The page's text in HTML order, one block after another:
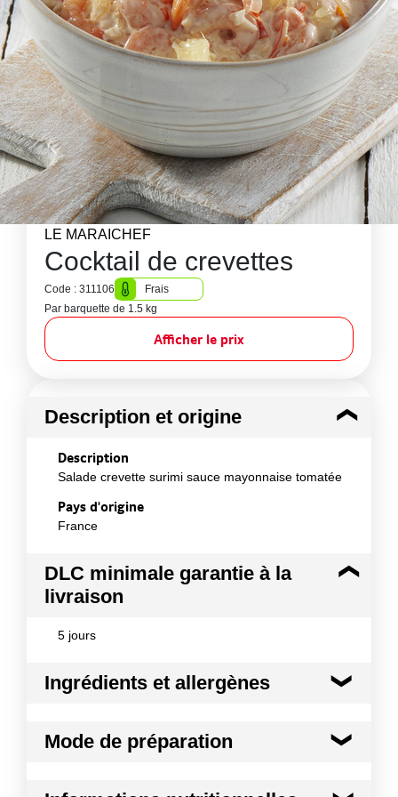
LE MARAICHEF
Cocktail de crevettes
Code : 311106
Frais
Par barquette de 1.5 kg
Afficher le prix
Description et origine
Description
Salade crevette surimi sauce mayonnaise tomatée
Pays d'origine
France
DLC minimale garantie à la
livraison
5 jours
Ingrédients et allergènes
CREVETTES 26%(crevettes cuites, sel),
Mode de préparation